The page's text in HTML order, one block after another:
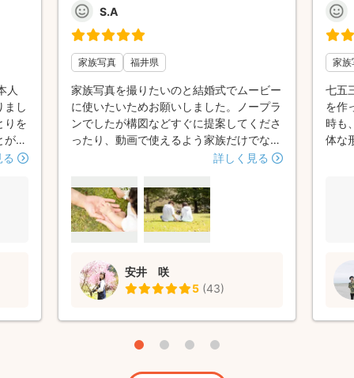
人
まし
りを
がで
こと
S.A
家族写真 福井県
家族写真を撮りたいのと結婚式でムービー
に使いたいためお願いしました。ノープラ
ンでしたが構図などすぐに提案してくださ
ったり、動画で使えるよう家族だけでなく
1人での写真も撮ってくださり、ありがた
で楽しかったです！素敵な写真ばかりで大
変満足しています✨ありがとうございまし
た♡
詳しく見る
安井 咲
5 (43)
家族
七五
を作
時も
体な